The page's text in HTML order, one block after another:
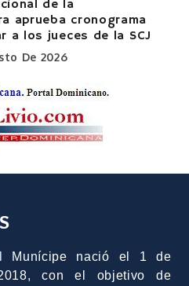
de la
aprueba cronograma
a los jueces de la SCJ
De 2026
Munícipe nació el 1 de
con el objetivo de